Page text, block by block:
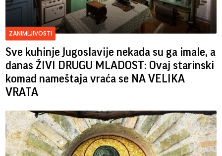
ZANIMLJIVOSTI
Sve kuhinje Jugoslavije nekada su ga imale, a
danas ŽIVI DRUGU MLADOST: Ovaj starinski
komad nameštaja vraća se NA VELIKA
VRATA